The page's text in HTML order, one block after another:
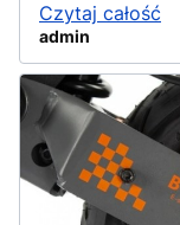
Czytaj całość
admin